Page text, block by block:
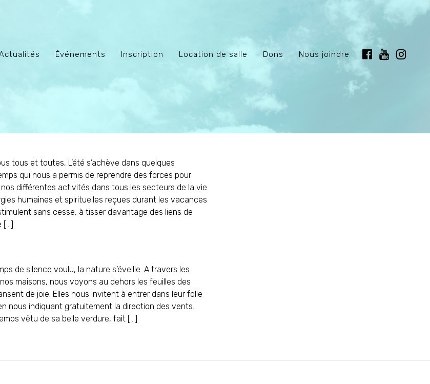
Événements Inscription Location de salle Dons Nous joindre
tous et toutes, L’été s’achève dans quelques
qui nous a permis de reprendre des forces pour
différentes activités dans tous les secteurs de la vie.
humaines et spirituelles reçues durant les vacances
sans cesse, à tisser davantage des liens de
[…]
de silence voulu, la nature s’éveille. A travers les
maisons, nous voyons au dehors les feuilles des
de joie. Elles nous invitent à entrer dans leur folle
nous indiquant gratuitement la direction des vents.
vêtu de sa belle verdure, fait […]